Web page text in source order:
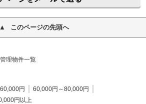
このページの先頭へ
管理物件一覧
円
60,000円～80,000円
円以上